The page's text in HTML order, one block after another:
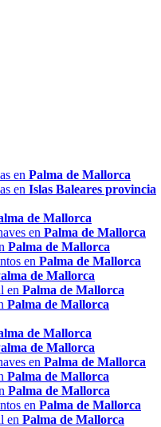
en Palma de Mallorca
en Islas Baleares provincia
de Mallorca
en Palma de Mallorca
Palma de Mallorca
en Palma de Mallorca
de Mallorca
en Palma de Mallorca
Palma de Mallorca
de Mallorca
de Mallorca
en Palma de Mallorca
Palma de Mallorca
Palma de Mallorca
en Palma de Mallorca
en Palma de Mallorca